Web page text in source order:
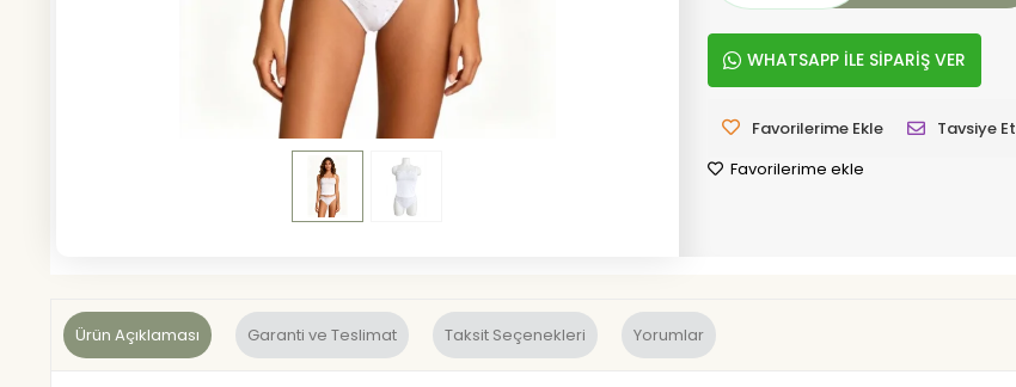
WHATSAPP İLE SİPARİŞ VER
Favorilerime Ekle Tavsiye Et
Favorilerime ekle
Ürün Açıklaması Garanti ve Teslimat Taksit Seçenekleri Yorumlar